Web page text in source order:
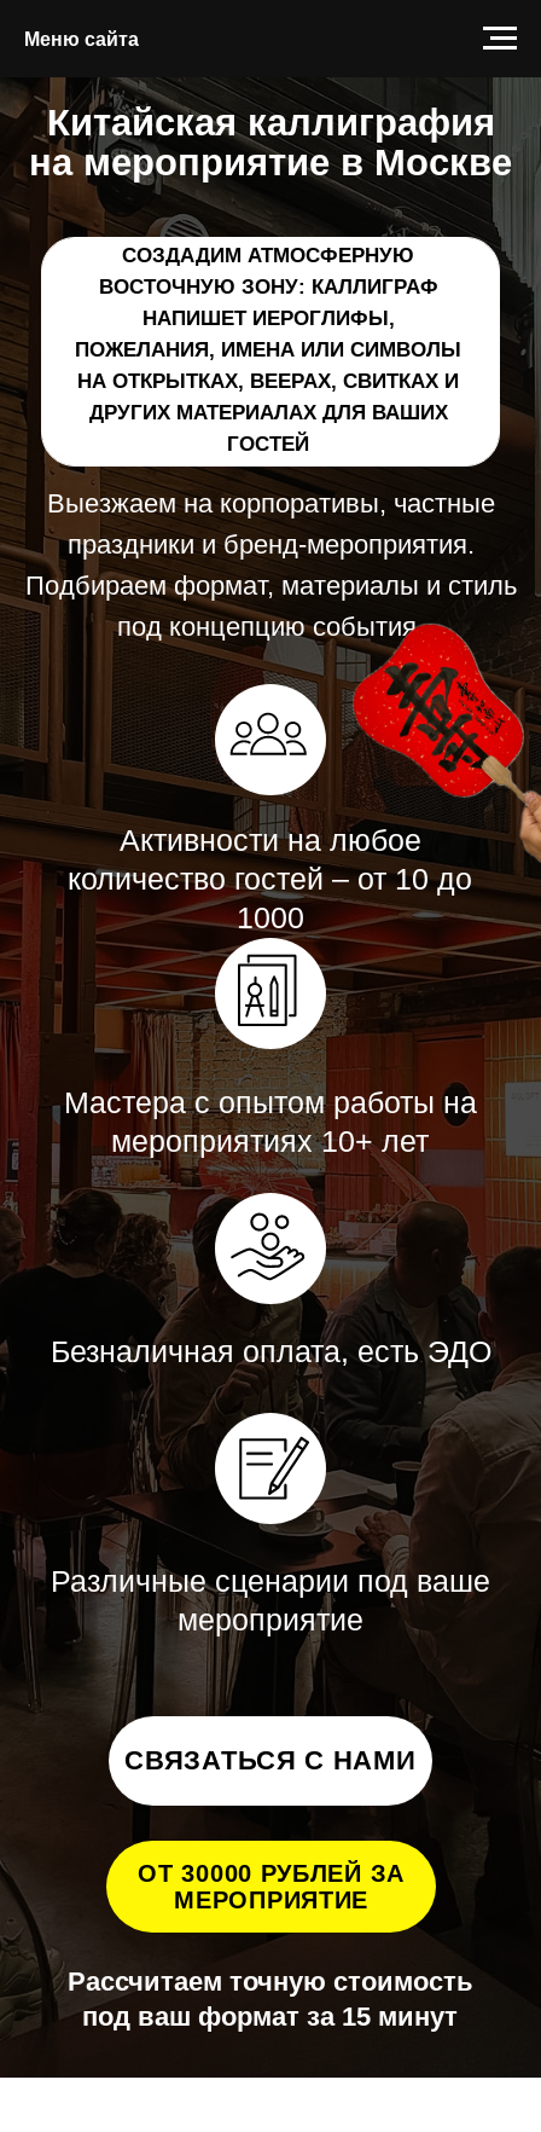
Меню сайта
Меню сайта
Китайская каллиграфия
на мероприятие в Москве
СВЯЗАТЬСЯ С НАМИ
ОТ 30000 РУБЛЕЙ ЗА
МЕРОПРИЯТИЕ
Активности на любое
количество гостей – от 10 до
1000
Мастера с опытом работы на
мероприятиях 10+ лет
Безналичная оплата, есть ЭДО
Различные сценарии под ваше
мероприятие
СОЗДАДИМ АТМОСФЕРНУЮ
ВОСТОЧНУЮ ЗОНУ: КАЛЛИГРАФ
НАПИШЕТ ИЕРОГЛИФЫ,
ПОЖЕЛАНИЯ, ИМЕНА ИЛИ СИМВОЛЫ
ДРУГИХ МАТЕРИАЛАХ ДЛЯ ВАШИХ
ГОСТЕЙ
Рассчитаем точную стоимость
под ваш формат за 15 минут
Выезжаем на корпоративы, частные
праздники и бренд-мероприятия.
Подбираем формат, материалы и стиль
под концепцию события.